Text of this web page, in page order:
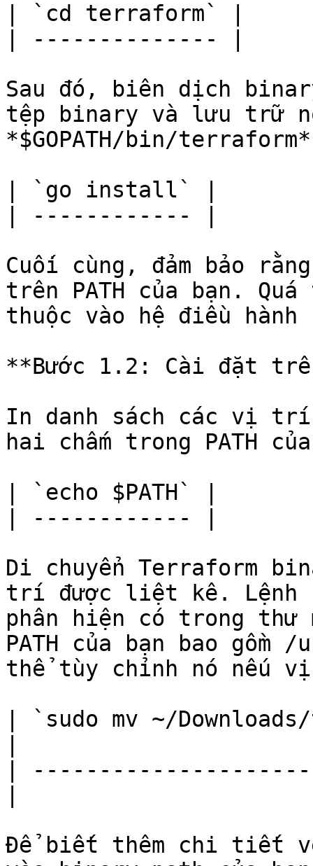
| `cd terraform` |
| -------------- |
Sau đó, biên dịch
tệp binary và lưu trữ
*$GOPATH/bin/
| `go install` |
| ------------ |
Cuối cùng, đảm bảo
trên PATH của bạn.
thuộc vào hệ điều hành
**Bước 1.2: Cài đặt
In danh sách các vị trí
hai chấm trong PATH
| `echo $PATH` |
| ------------ |
Di chuyển Terraform
trí được liệt kê. Lệnh
phân hiện có trong thư
PATH của bạn bao
thể tùy chỉnh nó nếu
| `sudo mv ~/
|
Để biết thêm chi tiết